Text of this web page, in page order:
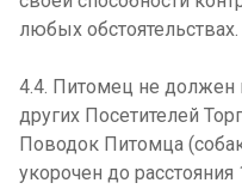
любых обстоятельствах.
4.4. Питомец не должен
других Посетителей
Поводок Питомца
укорочен до